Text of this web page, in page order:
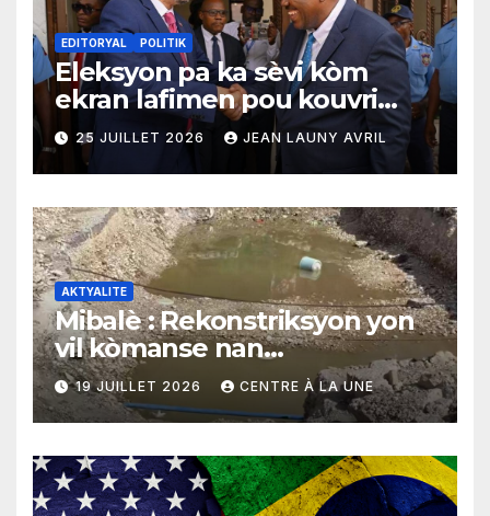
EDITORYAL POLITIK
Eleksyon pa ka sèvi kòm
ekran lafimen pou kouvri
echèk tranzisyon an
25 JUILLET 2026 JEAN LAUNY AVRIL
AKTYALITE
Mibalè : Rekonstriksyon yon
vil kòmanse nan
rekonstriksyon lespri moun
yo
19 JUILLET 2026 CENTRE À LA UNE